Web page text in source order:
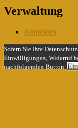
Verwaltung
Anmelden
Sofern Sie Ihre
Einwilligungen, Widerruf
nachfolgenden Button.